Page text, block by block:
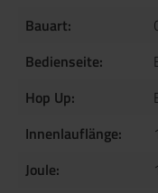
Bauart:
Bedienseite:
Hop Up:
Innenlauflänge:
Joule: